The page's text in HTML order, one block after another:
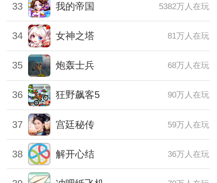
33 我的帝国 5382万人在玩
34 女神之塔 81万人在玩
35 炮轰士兵 68万人在玩
36 狂野飙客5 90万人在玩
37 宫廷秘传 59万人在玩
38 解开心结 36万人在玩